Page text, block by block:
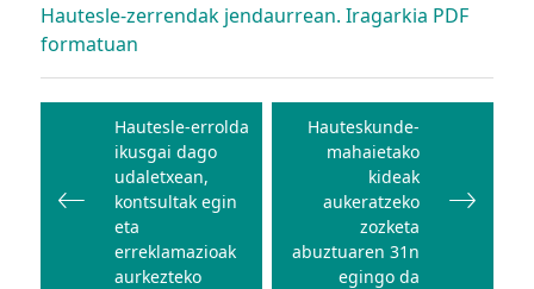
Hautesle-zerrendak jendaurrean. Iragarkia PDF
formatuan
Bidalketetan
zehar
nabigatu
Hautesle-errolda
ikusgai dago
udaletxean,
kontsultak egin
eta
erreklamazioak
aurkezteko
Hauteskunde-
mahaietako
kideak
aukeratzeko
zozketa
abuztuaren 31n
egingo da